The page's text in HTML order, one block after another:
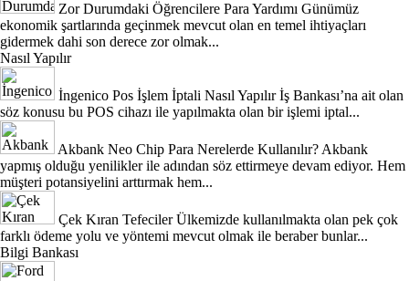
Zor Durumdaki Öğrencilere Para Yardımı Günümüz
ekonomik şartlarında geçinmek mevcut olan en temel ihtiyaçları
gidermek dahi son derece zor olmak...
Nasıl Yapılır
İngenico Pos İşlem İptali Nasıl Yapılır İş Bankası’na ait olan
söz konusu bu POS cihazı ile yapılmakta olan bir işlemi iptal...
Akbank Neo Chip Para Nerelerde Kullanılır? Akbank
yapmış olduğu yenilikler ile adından söz ettirmeye devam ediyor. Hem
müşteri potansiyelini arttırmak hem...
Çek Kıran Tefeciler Ülkemizde kullanılmakta olan pek çok
farklı ödeme yolu ve yöntemi mevcut olmak ile beraber bunlar...
Bilgi Bankası